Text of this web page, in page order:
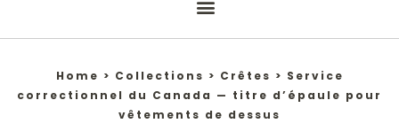
Home > Collections > Crêtes > Service
correctionnel du Canada — titre d’épaule pour
vêtements de dessus